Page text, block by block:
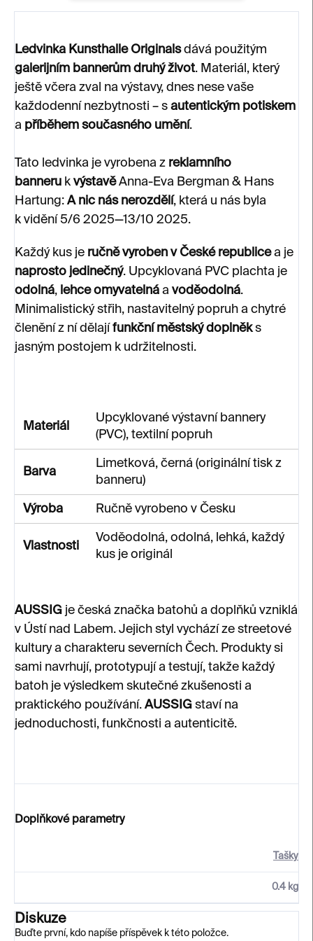
Ledvinka Kunsthalle Originalsdává použitým
galerijním bannerům druhý život. Materiál, který
ještě včera zval na výstavy, dnes nese vaše
každodenní nezbytnosti – s autentickým potiskem
a příběhem současného umění.
Tato ledvinka je vyrobena z reklamního
banneru k výstavěAnna-Eva Bergman & Hans
Hartung: A nic nás nerozdělí, která u nás byla
k vidění 5/6 2025—13/10 2025.
Každý kus je ručně vyroben v České republicea je
naprosto jedinečný. Upcyklovaná PVC plachta je
odolná, lehce omyvatelná a voděodolná.
Minimalistický střih, nastavitelný popruh a chytré
členění z ní dělají funkční městský doplněks
jasným postojem k udržitelnosti.
Materiál
Upcyklované výstavní bannery
(PVC), textilní popruh
Barva
Limetková, černá (originální tisk z
banneru)
Výroba Ručně vyrobeno v Česku
Vlastnosti
Voděodolná, odolná, lehká, každý
kus je originál
AUSSIG je česká značka batohů a doplňků vzniklá
v Ústí nad Labem. Jejich styl vychází ze streetové
kultury a charakteru severních Čech. Produkty si
sami navrhují, prototypují a testují, takže každý
batoh je výsledkem skutečné zkušenosti a
praktického používání. AUSSIG staví na
jednoduchosti, funkčnosti a autenticitě.
Doplňkové parametry
Tašky
0.4 kg
Diskuze
Buďte první, kdo napíše příspěvek k této položce.